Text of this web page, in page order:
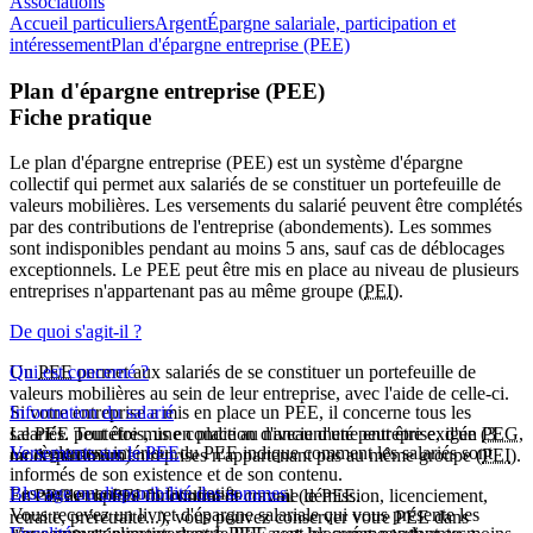
Accueil particuliersArgentÉpargne salariale, participation et
intéressementPlan d'épargne entreprise (PEE)
Plan d'épargne entreprise (PEE)
Fiche pratique
Le plan d'épargne entreprise (PEE) est un système d'épargne
collectif qui permet aux salariés de se constituer un portefeuille de
valeurs mobilières. Les versements du salarié peuvent être complétés
par des contributions de l'entreprise (abondements). Les sommes
sont indisponibles pendant au moins 5 ans, sauf cas de déblocages
exceptionnels. Le PEE peut être mis en place au niveau de plusieurs
entreprises n'appartenant pas au même groupe (PEI).
De quoi s'agit-il ?
UnPEEpermet aux salariés de se constituer un portefeuille de
valeurs mobilières au sein de leur entreprise, avec l'aide de celle-ci.
Le PEE peut être mis en place au niveau d'une entreprise, d'unPEG,
ou de plusieurs entreprises n'appartenant pas au même groupe (PEI).
Le PEG et le PEI fonctionnent comme le PEE.
Qui est concerné ?
Si votre entreprise a mis en place un PEE, il concerne tous les
salariés. Toutefois, une condition d'ancienneté peut être exigée (3
mois maximum).
En cas de rupture du contrat de travail (démission, licenciement,
retraite, préretraite...), vous pouvez conserver votre PEE dans
Information du salarié
Le règlement intérieur du PEE indique comment les salariés sont
informés de son existence et de son contenu.
Vous recevez un livret d'épargne salariale qui vous présente les
Versements sur le PEE
Les versements sont facultatifs.
Blocage ou disponibilité des sommes